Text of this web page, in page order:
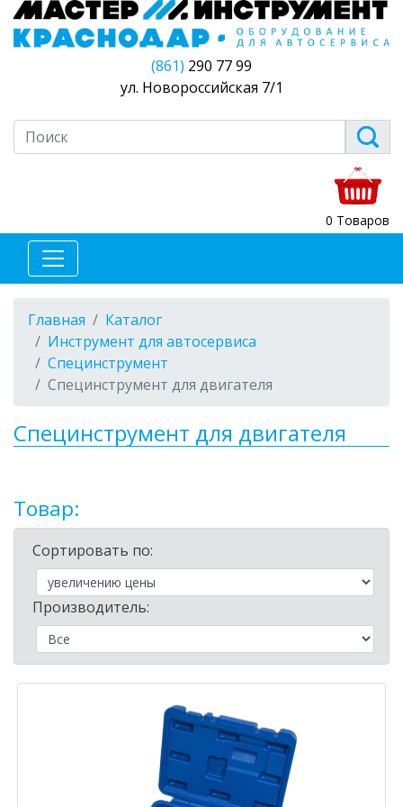
(861) 290 77 99
ул. Новороссийская 7/1
0 Товаров
Главная
Каталог
Инструмент для автосервиса
Специнструмент
Специнструмент для двигателя
Специнструмент для двигателя
Товар:
Сортировать по:
Производитель: